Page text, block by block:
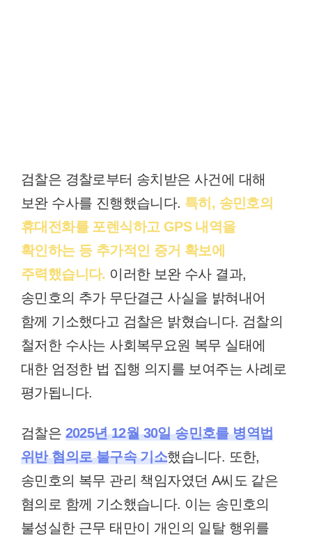
검찰은 경찰로부터 송치받은 사건에 대해
보완 수사를 진행했습니다. 특히, 송민호의
휴대전화를 포렌식하고 GPS 내역을
확인하는 등 추가적인 증거 확보에
주력했습니다. 이러한 보완 수사 결과,
송민호의 추가 무단결근 사실을 밝혀내어
함께 기소했다고 검찰은 밝혔습니다. 검찰의
철저한 수사는 사회복무요원 복무 실태에
대한 엄정한 법 집행 의지를 보여주는 사례로
평가됩니다.
검찰은 2025년 12월 30일 송민호를 병역법
위반 혐의로 불구속 기소했습니다. 또한,
송민호의 복무 관리 책임자였던 A씨도 같은
혐의로 함께 기소했습니다. 이는 송민호의
불성실한 근무 태만이 개인의 일탈 행위를